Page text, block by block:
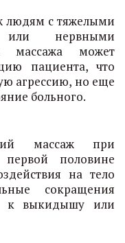
людям с тяжелыми
или нервными
массажа может
пациента, что
агрессию, но еще
больного.
массаж при
половине
на тело
сокращения
к выкидышу или